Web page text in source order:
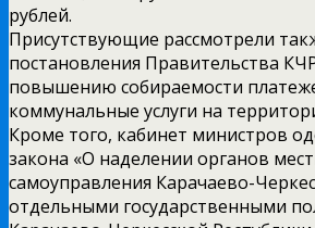
рублей.
Присутствующие рассмотрели
постановления Правительства
повышению собираемости
коммунальные услуги на
Кроме того, кабинет министров
закона «О наделении органов
самоуправления Карачаево-
отдельными государственными